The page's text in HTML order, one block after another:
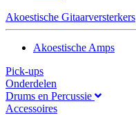
Akoestische Gitaarversterkers
Akoestische Amps
Pick-ups
Onderdelen
Drums en Percussie
Accessoires